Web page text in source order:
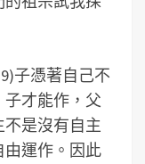
子憑著自己不
才能作，父
是沒有自主
由運作。因此